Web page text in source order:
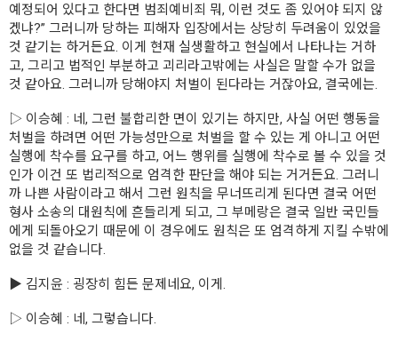
예정되어 있다고 한다면 범죄예비죄 뭐, 이런 것도 좀 있어야 되지 않
겠냐?” 그러니까 당하는 피해자 입장에서는 상당히 두려움이 있었을
것 같기는 하거든요. 이게 현재 실생활하고 현실에서 나타나는 거하
고, 그리고 법적인 부분하고 괴리라고밖에는 사실은 말할 수가 없을
것 같아요. 그러니까 당해야지 처벌이 된다라는 거잖아요, 결국에는.
▷ 이승혜 : 네, 그런 불합리한 면이 있기는 하지만, 사실 어떤 행동을
처벌을 하려면 어떤 가능성만으로 처벌을 할 수 있는 게 아니고 어떤
실행에 착수를 요구를 하고, 어느 행위를 실행에 착수로 볼 수 있을 것
인가 이건 또 법리적으로 엄격한 판단을 해야 되는 거거든요. 그러니
까 나쁜 사람이라고 해서 그런 원칙을 무너뜨리게 된다면 결국 어떤
형사 소송의 대원칙에 흔들리게 되고, 그 부메랑은 결국 일반 국민들
에게 되돌아오기 때문에 이 경우에도 원칙은 또 엄격하게 지킬 수밖에
없을 것 같습니다.
▶ 김지윤 : 굉장히 힘든 문제네요, 이게.
▷ 이승혜 : 네, 그렇습니다.